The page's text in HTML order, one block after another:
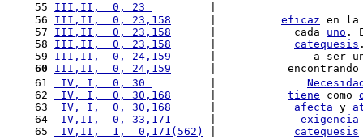
55 III,II,  0, 23
56 III,II,  0, 23,158 eficaz en
57 III,II,  0, 23,158
      |            cada
uno .
58 III,II,  0, 23,158 catequesis
59 III,II,  0, 24,159
|               a ser
60
III,II,  0, 24,159
|
61
IV, I,  0, 30
62
IV, I,  0, 30,168 tiene como
63
IV, I,  0, 30,168 afecta y
64
IV,II,  0, 33,171
exigencia
65
IV,II,  1,  0,171(562) catequesis